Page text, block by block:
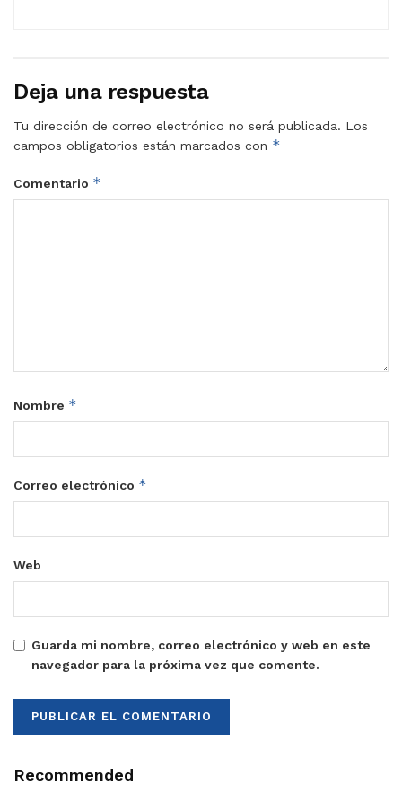
Deja una respuesta
Tu dirección de correo electrónico no será publicada. Los
campos obligatorios están marcados con *
Comentario *
Nombre *
Correo electrónico *
Web
Guarda mi nombre, correo electrónico y web en este
navegador para la próxima vez que comente.
Recommended